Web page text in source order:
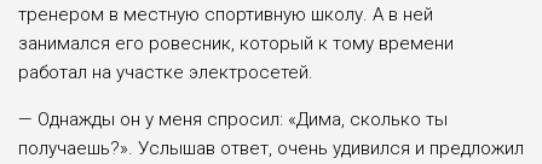
тренером в местную спортивную школу. А в ней
занимался его ровесник, который к тому времени
работал на участке электросетей.
— Однажды он у меня спросил: «Дима, сколько ты
получаешь?». Услышав ответ, очень удивился и предложил